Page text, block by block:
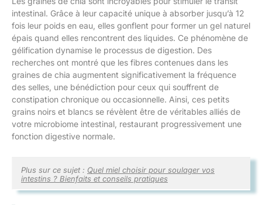
intestinal. Grâce à leur capacité unique à absorber jusqu’à 12
fois leur poids en eau, elles gonflent pour former un gel naturel
épais quand elles rencontrent des liquides. Ce phénomène de
gélification dynamise le processus de digestion. Des
recherches ont montré que les fibres contenues dans les
graines de chia augmentent significativement la fréquence
des selles, une bénédiction pour ceux qui souffrent de
constipation chronique ou occasionnelle. Ainsi, ces petits
grains noirs et blancs se révèlent être de véritables alliés de
votre microbiome intestinal, restaurant progressivement une
fonction digestive normale.
Plus sur ce sujet : Quel miel choisir pour soulager vos
intestins ? Bienfaits et conseils pratiques